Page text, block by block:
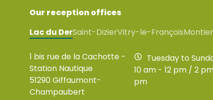
Our reception offices
Lac du DerSaint-DizierVitry-le-François
1 bis rue de la Cachotte -
Station Nautique
51290 Giffaumont-
Champaubert
Tuesday to
10 am - 12 pm / 2
pm